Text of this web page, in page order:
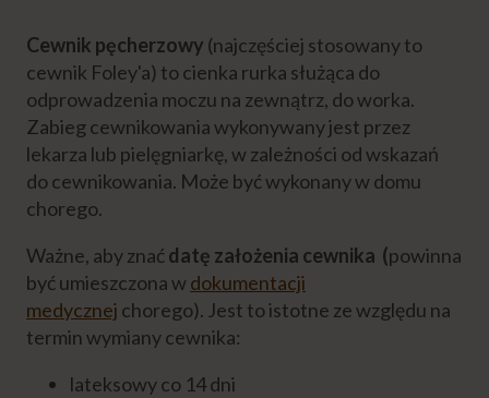
Pielęgnacja gastrostomii
Pielęgnacja stomii
PROFILAKTYKA
Cewnik pęcherzowy (najczęściej stosowany to
cewnik Foley'a) to cienka rurka służąca do
odprowadzenia moczu na zewnątrz, do worka.
Zabieg cewnikowania wykonywany jest przez
lekarza lub pielęgniarkę, w zależności od wskazań
do cewnikowania. Może być wykonany w domu
chorego.
Ważne, aby znaćdatę założenia cewnika (powinna
być umieszczona w dokumentacji
medycznej chorego). Jest to istotne ze względu na
termin wymiany cewnika:
lateksowy co 14 dni